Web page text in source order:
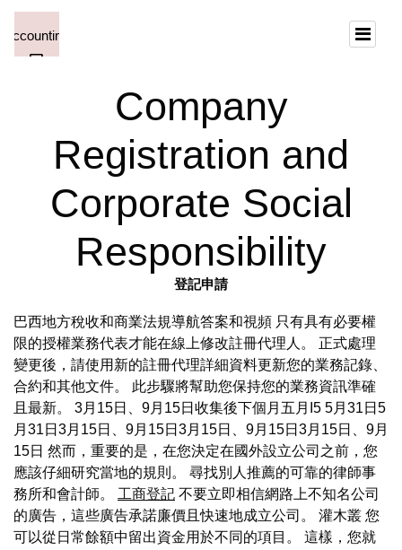
Company
Registration and
Corporate Social
Responsibility
登記申請
巴西地方稅收和商業法規導航答案和視頻 只有具有必要權
限的授權業務代表才能在線上修改註冊代理人。 正式處理
變更後，請使用新的註冊代理詳細資料更新您的業務記錄、
合約和其他文件。 此步驟將幫助您保持您的業務資訊準確
且最新。 3月15日、9月15日收集後下個月五月I5 5月31日5
月31日3月15日、9月15日3月15日、9月15日3月15日、9月
15日 然而，重要的是，在您決定在國外設立公司之前，您
應該仔細研究當地的規則。 尋找別人推薦的可靠的律師事
務所和會計師。 工商登記 不要立即相信網路上不知名公司
的廣告，這些廣告承諾廉價且快速地成立公司。 灌木叢 您
可以從日常餘額中留出資金用於不同的項目。 這樣，您就